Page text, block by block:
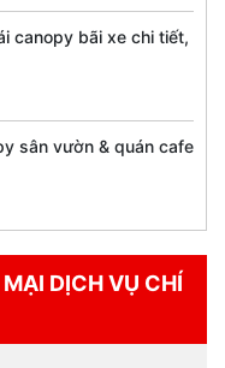
canopy bãi xe chi tiết,
sân vườn & quán cafe
DỊCH VỤ CHÍ